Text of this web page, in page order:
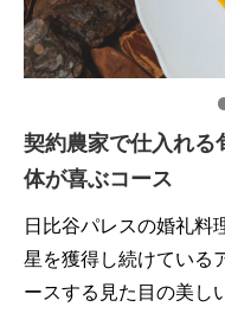
契約農家で仕入れる
体が喜ぶコース
日比谷パレスの婚礼料
星を獲得し続けている
ースする見た目の美し